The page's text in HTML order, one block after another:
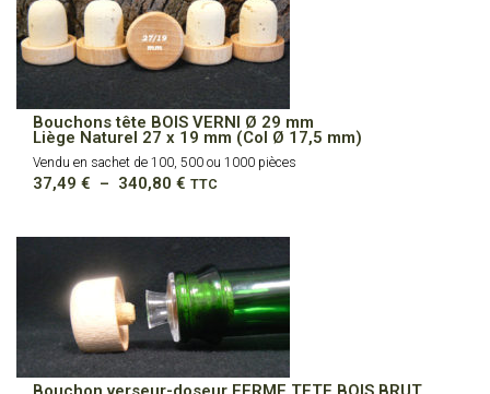
Bouchons tête BOIS VERNI Ø 29 mm
Liège Naturel 27 x 19 mm (Col Ø 17,5 mm)
Vendu en sachet de 100, 500 ou 1000 pièces
37,49 € – 340,80 € Plage
37,49 €
340,80 €
TTC